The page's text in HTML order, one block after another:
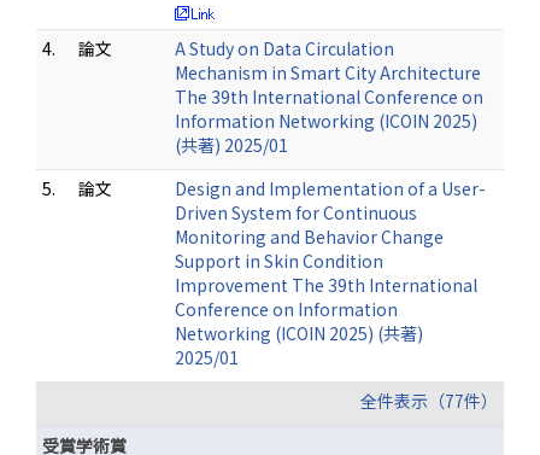
4. 論文
A Study on Data Circulation
Mechanism in Smart City Architecture
The 39th International Conference on
Information Networking (ICOIN 2025)
(共著) 2025/01
5.
論文
Design and Implementation of a User-
Driven System for Continuous
Monitoring and Behavior Change
Support in Skin Condition
Improvement The 39th International
Conference on Information
Networking (ICOIN 2025) (共著)
2025/01
全件表示（77件）
受賞学術賞